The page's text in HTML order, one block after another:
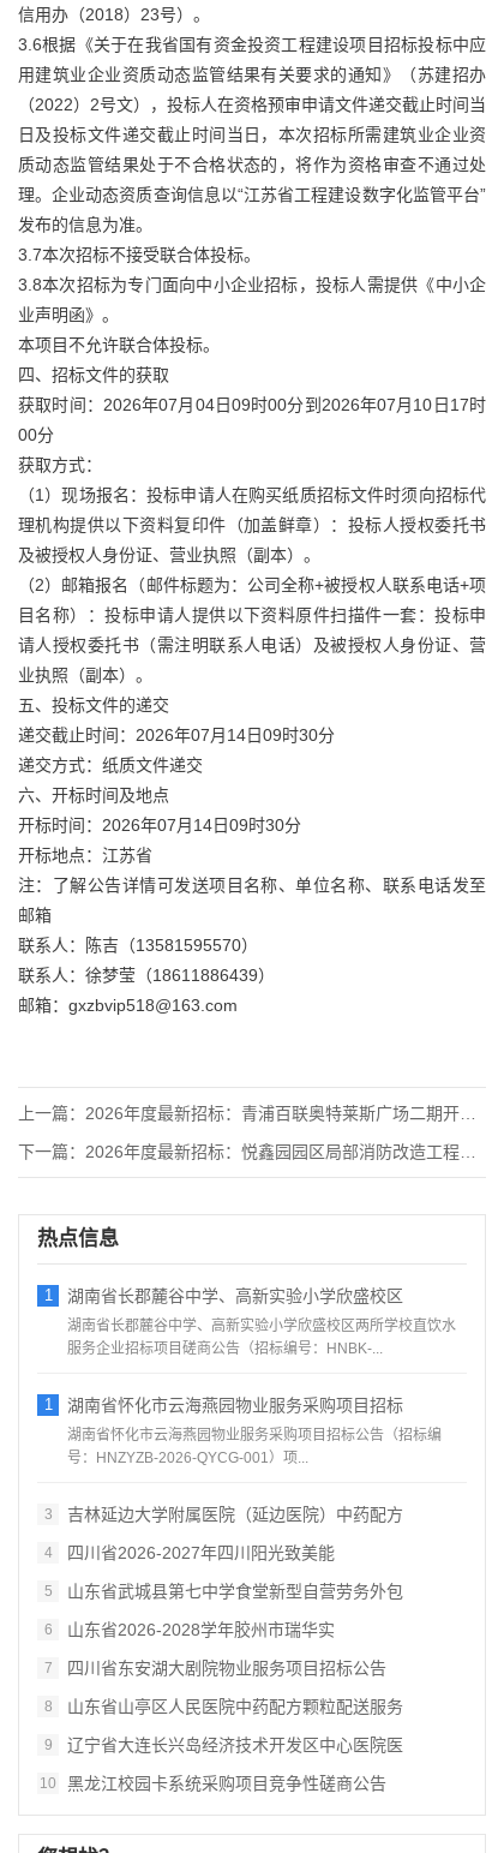
信用办（2018）23号）。
3.6根据《关于在我省国有资金投资工程建设项目招标投标中应
用建筑业企业资质动态监管结果有关要求的通知》（苏建招办
（2022）2号文），投标人在资格预审申请文件递交截止时间当
日及投标文件递交截止时间当日，本次招标所需建筑业企业资
质动态监管结果处于不合格状态的，将作为资格审查不通过处
理。企业动态资质查询信息以“江苏省工程建设数字化监管平台”
发布的信息为准。
3.7本次招标不接受联合体投标。
3.8本次招标为专门面向中小企业招标，投标人需提供《中小企
业声明函》。
本项目不允许联合体投标。
四、招标文件的获取
获取时间：2026年07月04日09时00分到2026年07月10日17时
00分
获取方式：
（1）现场报名：投标申请人在购买纸质招标文件时须向招标代
理机构提供以下资料复印件（加盖鲜章）：投标人授权委托书
及被授权人身份证、营业执照（副本）。
（2）邮箱报名（邮件标题为：公司全称+被授权人联系电话+项
目名称）：投标申请人提供以下资料原件扫描件一套：投标申
请人授权委托书（需注明联系人电话）及被授权人身份证、营
业执照（副本）。
五、投标文件的递交
递交截止时间：2026年07月14日09时30分
递交方式：纸质文件递交
六、开标时间及地点
开标时间：2026年07月14日09时30分
开标地点：江苏省
注：了解公告详情可发送项目名称、单位名称、联系电话发至
邮箱
联系人：陈吉（13581595570）
联系人：徐梦莹（18611886439）
邮箱：gxzbvip518@163.com
上一篇： 2026年度最新招标：青浦百联奥特莱斯广场二期开发项目停车楼
下一篇： 2026年度最新招标：悦鑫园园区局部消防改造工程招标公告
热点信息
1 湖南省长郡麓谷中学、高新实验小学欣盛校区
湖南省长郡麓谷中学、高新实验小学欣盛校区两所学校直饮水
服务企业招标项目磋商公告（招标编号：HNBK‑...
1 湖南省怀化市云海燕园物业服务采购项目招标
湖南省怀化市云海燕园物业服务采购项目招标公告（招标编
号：HNZYZB‑2026‑QYCG‑001）项...
3 吉林延边大学附属医院（延边医院）中药配方
4 四川省2026‑2027年四川阳光致美能
5 山东省武城县第七中学食堂新型自营劳务外包
6 山东省2026‑2028学年胶州市瑞华实
7 四川省东安湖大剧院物业服务项目招标公告
8 山东省山亭区人民医院中药配方颗粒配送服务
9 辽宁省大连长兴岛经济技术开发区中心医院医
10 黑龙江校园卡系统采购项目竞争性磋商公告